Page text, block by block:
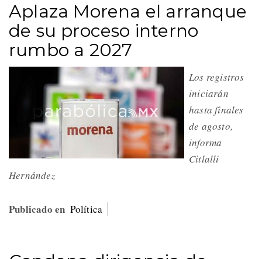
Aplaza Morena el arranque
de su proceso interno
rumbo a 2027
Los registros
iniciarán
hasta finales
de agosto,
informa
Citlalli
Hernández
Publicado en Política